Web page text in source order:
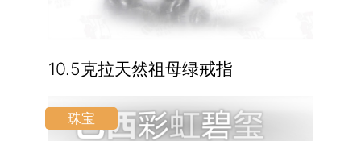
10.5克拉天然祖母绿戒指
珠宝